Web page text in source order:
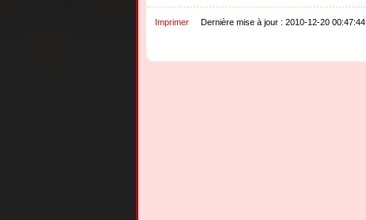
Imprimer Dernière mise à jour : 2010-12-20 00:47:44